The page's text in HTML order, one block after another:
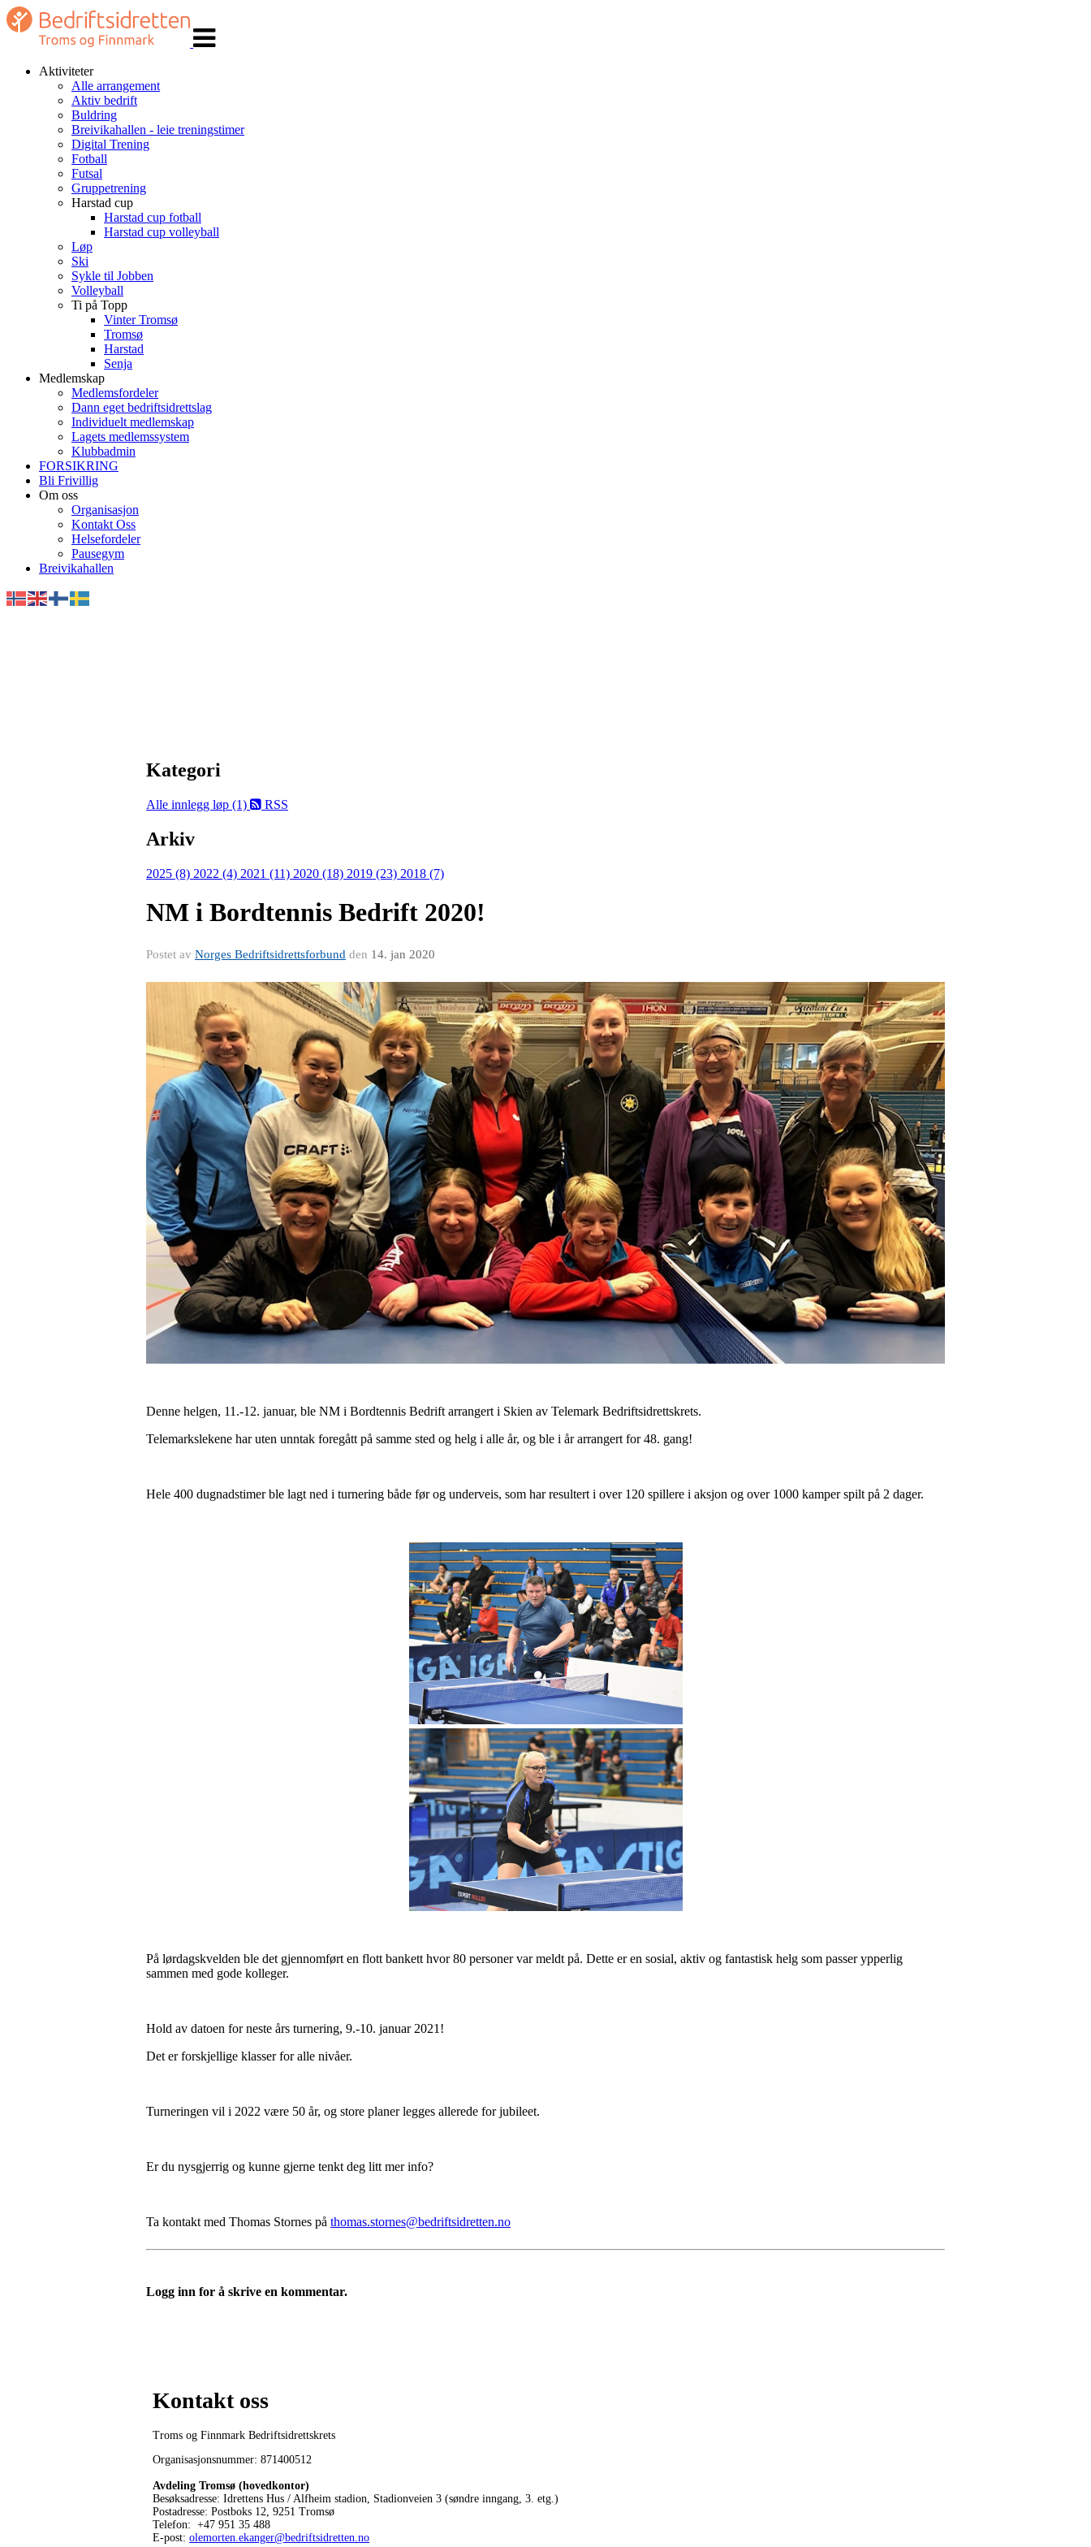
navigasjon
Aktiviteter
Alle arrangement
Aktiv bedrift
Buldring
Breivikahallen - leie treningstimer
Digital Trening
Fotball
Futsal
Gruppetrening
Harstad cup
Harstad cup fotball
Harstad cup volleyball
Løp
Ski
Sykle til Jobben
Volleyball
Ti på Topp
Vinter Tromsø
Tromsø
Harstad
Senja
Medlemskap
Medlemsfordeler
Dann eget bedriftsidrettslag
Individuelt medlemskap
Lagets medlemssystem
Klubbadmin
FORSIKRING
Bli Frivillig
Om oss
Organisasjon
Kontakt Oss
Helsefordeler
Pausegym
Breivikahallen
Kategori
Alle innlegg løp (1) RSS
Arkiv
2025 (8) 2022 (4) 2021 (11) 2020 (18) 2019 (23) 2018 (7)
NM i Bordtennis Bedrift 2020!
Postet av Norges Bedriftsidrettsforbund den 14. jan 2020
Denne helgen, 11.-12. januar, ble NM i Bordtennis Bedrift arrangert i Skien av Telemark Bedriftsidrettskrets.
Telemarkslekene har uten unntak foregått på samme sted og helg i alle år, og ble i år arrangert for 48. gang!
Hele 400 dugnadstimer ble lagt ned i turnering både før og underveis, som har resultert i over 120 spillere i aksjon og over 1000 kamper spilt på 2 dager.
På lørdagskvelden ble det gjennomført en flott bankett hvor 80 personer var meldt på. Dette er en sosial, aktiv og fantastisk helg som passer ypperlig
sammen med gode kolleger.
Hold av datoen for neste års turnering, 9.-10. januar 2021!
Det er forskjellige klasser for alle nivåer.
Turneringen vil i 2022 være 50 år, og store planer legges allerede for jubileet.
Er du nysgjerrig og kunne gjerne tenkt deg litt mer info?
Ta kontakt med Thomas Stornes på thomas.stornes@bedriftsidretten.no
Logg inn for å skrive en kommentar.
Kontakt oss
Troms og Finnmark Bedriftsidrettskrets
Organisasjonsnummer: 871400512
Avdeling Tromsø (hovedkontor)
Besøksadresse: Idrettens Hus / Alfheim stadion, Stadionveien 3 (søndre inngang, 3. etg.)
Postadresse: Postboks 12, 9251 Tromsø
Telefon: +47 951 35 488
E-post: olemorten.ekanger@bedriftsidretten.no